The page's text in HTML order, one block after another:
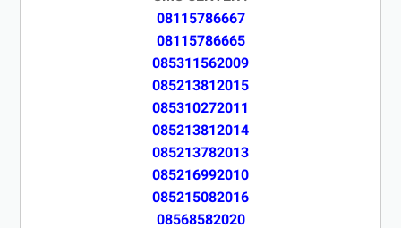
08115786667
08115786665
085311562009
085213812015
085310272011
085213812014
085213782013
085216992010
085215082016
08568582020